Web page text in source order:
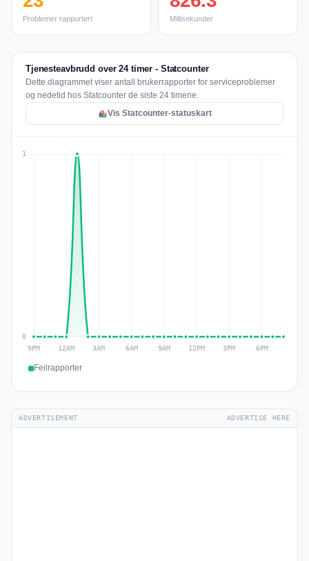
Problemer rapportert Millisekunder
Tjenesteavbrudd over 24 timer - Statcounter
Dette diagrammet viser antall brukerrapporter for serviceproblemer
og nedetid hos Statcounter de siste 24 timene.
Vis Statcounter-statuskart
Feilrapporter
ADVERTISEMENT ADVERTISE HERE